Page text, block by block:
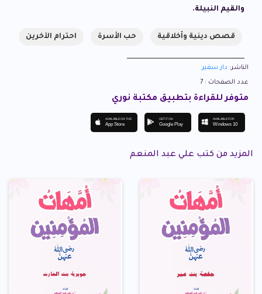
والقيم النبيلة.
قصص دينية وأخلاقية حب الأسرة احترام الآخرين
الناشر: دار سفير
عدد الصفحات : 7
متوفر للقراءة بتطبيق مكتبة نوري
AVAILABLE ON THE
App Store
GET IT ON
Google Play
AVAILABLE FOR
Windows 10
المزيد من كتب علي عبد المنعم